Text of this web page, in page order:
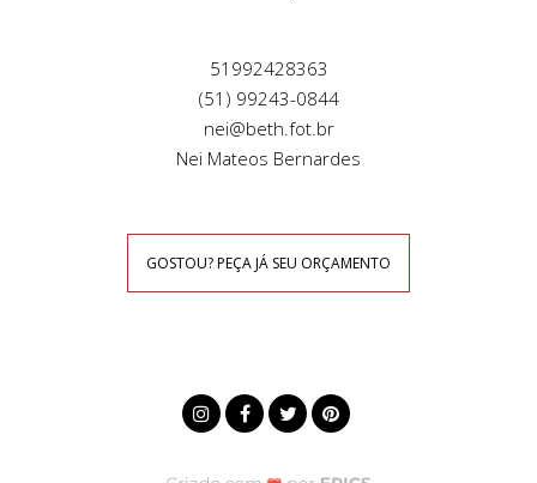
51992428363
(51) 99243-0844
nei@beth.fot.br
Nei Mateos Bernardes
GOSTOU? PEÇA JÁ SEU ORÇAMENTO